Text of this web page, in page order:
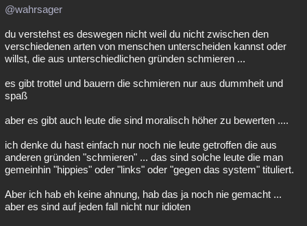
@wahrsager
du verstehst es deswegen nicht weil du nicht zwischen den
verschiedenen arten von menschen unterscheiden kannst oder
willst, die aus unterschiedlichen gründen schmieren ...
es gibt trottel und bauern die schmieren nur aus dummheit und
spaß
aber es gibt auch leute die sind moralisch höher zu bewerten ....
ich denke du hast einfach nur noch nie leute getroffen die aus
anderen gründen "schmieren" ... das sind solche leute die man
gemeinhin "hippies" oder "links" oder "gegen das system" tituliert.
Aber ich hab eh keine ahnung, hab das ja noch nie gemacht ...
aber es sind auf jeden fall nicht nur idioten